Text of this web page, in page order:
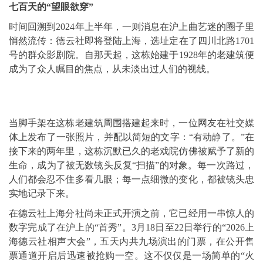
七百天的“望眼欲穿”
时间回溯到2024年上半年，一则消息在沪上曲艺迷的圈子里
悄然流传：德云社即将登陆上海，选址定在了四川北路1701
号的群众影剧院。自那天起，这栋始建于1928年的老建筑便
成为了众人瞩目的焦点，从未淡出过人们的视线。
当脚手架在这栋老建筑周围搭建起来时，一位网友在社交媒
体上发布了一张照片，并配以简短的文字：“有动静了。”在
接下来的两年里，这栋沉默已久的老戏院仿佛被赋予了新的
生命，成为了被无数镜头反复“扫描”的对象。每一次路过，
人们都会忍不住多看几眼；每一点细微的变化，都被镜头忠
实地记录下来。
在德云社上海分社尚未正式开演之前，它已经用一串惊人的
数字完成了在沪上的“首秀”。3月18日至22日举行的“2026上
海德云社相声大会”，五天内共九场演出的门票，在公开售
票通道开启后迅速被抢购一空。这不仅仅是一场简单的“火